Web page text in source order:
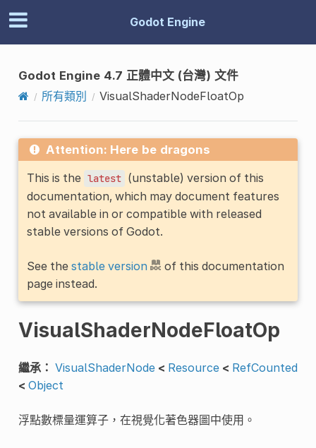
Godot Engine
Godot Engine 4.7 正體中文 (台灣) 文件
所有類別
VisualShaderNodeFloatOp
Attention: Here be dragons
This is the latest (unstable) version of this
documentation, which may document features
not available in or compatible with released
stable versions of Godot.
See the stable version
of this documentation
page instead.
VisualShaderNodeFloatOp
繼承： VisualShaderNode < Resource < RefCounted
< Object
浮點數標量運算子，在視覺化著色器圖中使用。